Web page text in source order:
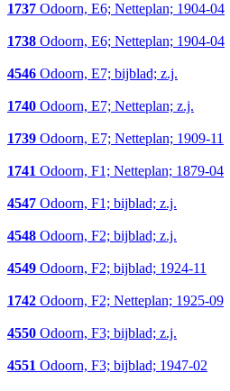
1737 Odoorn, E6; Netteplan; 1904-04
1738 Odoorn, E6; Netteplan; 1904-04
4546 Odoorn, E7; bijblad; z.j.
1740 Odoorn, E7; Netteplan; z.j.
1739 Odoorn, E7; Netteplan; 1909-11
1741 Odoorn, F1; Netteplan; 1879-04
4547 Odoorn, F1; bijblad; z.j.
4548 Odoorn, F2; bijblad; z.j.
4549 Odoorn, F2; bijblad; 1924-11
1742 Odoorn, F2; Netteplan; 1925-09
4550 Odoorn, F3; bijblad; z.j.
4551 Odoorn, F3; bijblad; 1947-02